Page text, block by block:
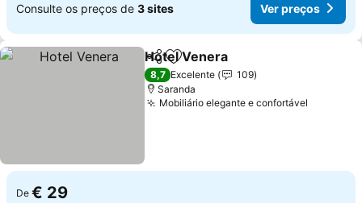
Consulte os preços de 3 sites Ver preços
PartilharAdicionar aos favoritos
Hotel Venera
8,7 Excelente
109
Saranda
Mobiliário elegante e confortável
De € 29